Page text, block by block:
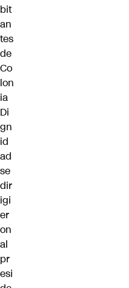
bit
an
tes
de
Co
lon
ia
Di
gn
id
ad
se
dir
igi
er
on
al
pr
esi